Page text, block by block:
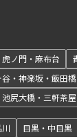
虎ノ門・麻布台
谷・神楽坂・飯田橋
池尻大橋・三軒茶屋
川 目黒・中目黒